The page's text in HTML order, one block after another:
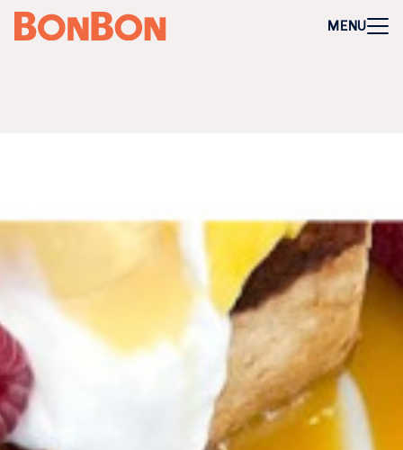
MENU
+
Mitarbeitergeschenk allgemein
Zur Direktbestellung für Firmen
Gutschein kaufen
Geschenkgutschein Allgemein
Happy Birthday
Von Herzen für dich
Tausend Dank
Herzlichen Glückwunsch
Hochzeit
Frohe Weihnachten
Regionale Gutscheine
Berlin
Hamburg